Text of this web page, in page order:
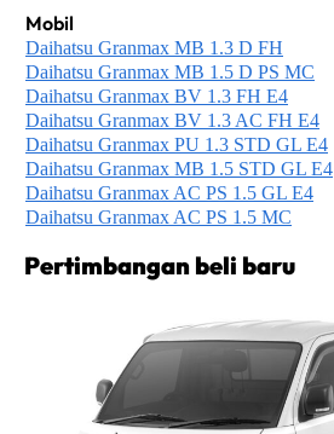
Mobil
Daihatsu Granmax MB 1.3 D FH
Daihatsu Granmax MB 1.5 D PS MC
Daihatsu Granmax BV 1.3 FH E4
Daihatsu Granmax BV 1.3 AC FH E4
Daihatsu Granmax PU 1.3 STD GL E4
Daihatsu Granmax MB 1.5 STD GL E4
Daihatsu Granmax AC PS 1.5 GL E4
Daihatsu Granmax AC PS 1.5 MC
Pertimbangan beli baru